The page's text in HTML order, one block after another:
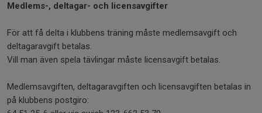
Medlems-, deltagar- och licensavgifter
För att få delta i klubbens träning måste medlemsavgift och
deltagaravgift betalas.
Vill man även spela tävlingar måste licensavgift betalas.
Medlemsavgiften, deltagaravgiften och licensavgiften betalas in
på klubbens postgiro: